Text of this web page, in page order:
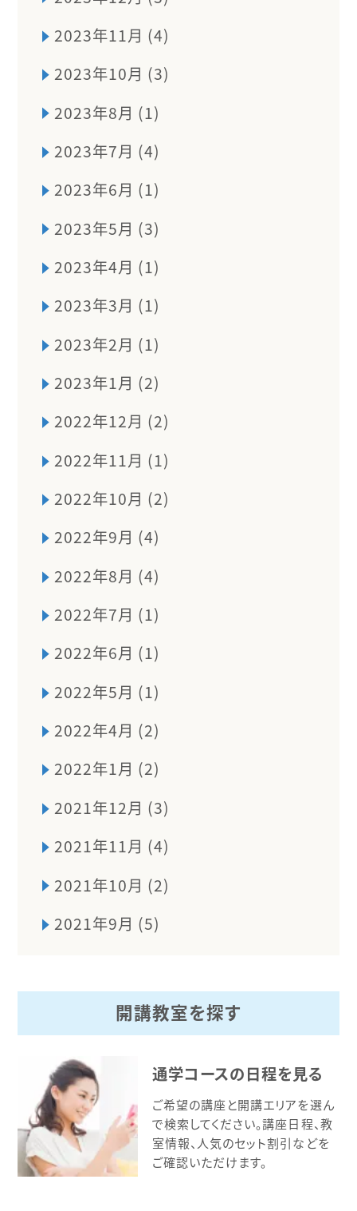
2023年11月 (4)
2023年10月 (3)
2023年8月 (1)
2023年7月 (4)
2023年6月 (1)
2023年5月 (3)
2023年4月 (1)
2023年3月 (1)
2023年2月 (1)
2023年1月 (2)
2022年12月 (2)
2022年11月 (1)
2022年10月 (2)
2022年9月 (4)
2022年8月 (4)
2022年7月 (1)
2022年6月 (1)
2022年5月 (1)
2022年4月 (2)
2022年1月 (2)
2021年12月 (3)
2021年11月 (4)
2021年10月 (2)
2021年9月 (5)
開講教室を探す
通学コースの日程を見る
ご希望の講座と開講エリアを選ん
で検索してください。講座日程、教
室情報、人気のセット割引などを
ご確認いただけます。